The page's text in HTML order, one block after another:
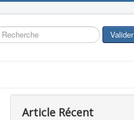
Valider
Article Récent